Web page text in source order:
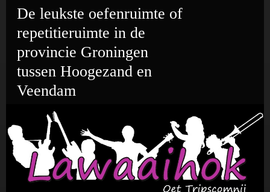
naar
inhoud
De leukste oefenruimte of
repetitieruimte in de
provincie Groningen
tussen Hoogezand en
Veendam